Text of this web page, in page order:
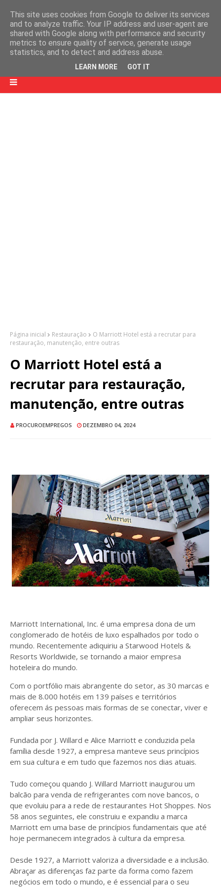
Página inicial Restauração
O Marriott Hotel está a recrutar para
restauração, manutenção, entre outras
O Marriott Hotel está a
recrutar para restauração,
manutenção, entre outras
PROCUROEMPREGOS DEZEMBRO 04, 2024
Marriott International, Inc. é uma empresa dona de um
conglomerado de hotéis de luxo espalhados por todo o
mundo. Recentemente adiquiriu a Starwood Hotels &
Resorts Worldwide, se tornando a maior empresa
hoteleira do mundo.
Com o portfólio mais abrangente do setor, as 30 marcas e
mais de 8.000 hotéis em 139 países e territórios
oferecem ás pessoas mais formas de se conectar, viver e
ampliar seus horizontes.
Fundada por J. Willard e Alice Marriott e conduzida pela
família desde 1927, a empresa manteve seus princípios
em sua cultura e em tudo que fazemos nos dias atuais.
Tudo começou quando J. Willard Marriott inaugurou um
balcão para venda de refrigerantes com nove bancos, o
que evoluiu para a rede de restaurantes Hot Shoppes. Nos
58 anos seguintes, ele construiu e expandiu a marca
Marriott em uma base de princípios fundamentais que até
hoje permanecem integrados à cultura da empresa.
Desde 1927, a Marriott valoriza a diversidade e a inclusão.
Abraçar as diferenças faz parte da forma como fazem
negócios em todo o mundo, e é essencial para o seu
This site uses cookies from Google to deliver its services
and to analyze traffic. Your IP address and user-agent are
shared with Google along with performance and security
metrics to ensure quality of service, generate usage
statistics, and to detect and address abuse.
LEARN MORE GOT IT